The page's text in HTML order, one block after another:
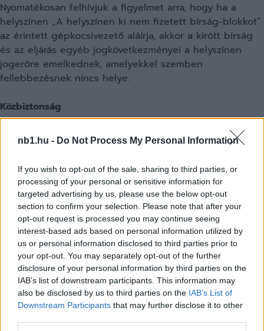
nb1.hu - Do Not Process My Personal Information
If you wish to opt-out of the sale, sharing to third parties, or
processing of your personal or sensitive information for
targeted advertising by us, please use the below opt-out
section to confirm your selection. Please note that after your
opt-out request is processed you may continue seeing
interest-based ads based on personal information utilized by
us or personal information disclosed to third parties prior to
your opt-out. You may separately opt-out of the further
disclosure of your personal information by third parties on the
IAB’s list of downstream participants. This information may
also be disclosed by us to third parties on the IAB’s List of
Downstream Participants that may further disclose it to other
Nyomatékosan felhívjuk a figyelmet arra, hogy ha a
helyszínen „A helyszínen ki nem fizetett bírság-blokkot”
az érintett gépkocsivezető aláírja, akkor a kirótt bírság
és az eljárás egyéb jogkövetkezményei a helyszínen
jogerőre emelkednek, amelyekkel szemben
fellebbezésnek nincs helye.
Közbiztonság
Szlovákia közbiztonsága nem tér el a térség többi
országától. A leggyakoribbak a vagyon elleni
bűncselekmények. A külföldi állampolgárok sérelmére
elsősorban lopásokat követnek el, különösen a nagyobb
pályaudvarokon és bevásárlóközpontokban. Az esetről
mielőbb rendőrségi jegyzőkönyvet kell felvetetni.
Segélykérő telefonszámok:
Általános segélyhívó: 112
Mentők: 155
Rendőrség: 158
Tűzoltóság:150
Pénzváltás, fizetés: